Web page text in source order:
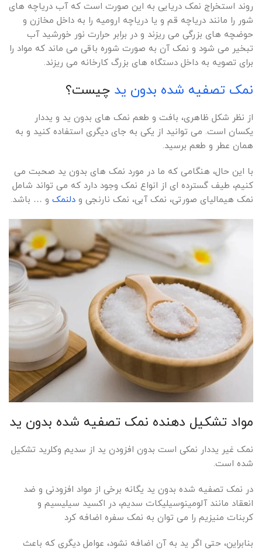
روند استخراج نمک دریایی به این صورت است که آب دریاچه های
شور را مانند دریاچه قم و یا دریاچه ارومیه را به داخل مخازن و
حوضچه های بزرگی می ریزند و در برابر حرارت نور خورشید آب
تبخیر می شود و نمک آن به صورت شوره باقی می ماند که مواد را
برای تصویه به داخل دستگاه های بزرگ کارخانه می ریزند.
نمک تصفیه شده بدون ید چیست؟
از نظر شکل ظاهری، بافت و طعم نمک های بدون ید و یددار
یکسان است. می توانید از یکی به جای دیگری استفاده کنید و به
همان عطر و طعم برسید.
با این حال، هنگامی که ما در مورد نمک های بدون ید صحبت می
کنیم، طیف گسترده ای از انواع نمک وجود دارد که می تواند شامل
نمک هیمالیای صورتی، نمک آبی، نمک نارنجی و دلنمک و … باشد.
مواد تشکیل دهنده نمک تصفیه شده بدون ید
نمک غیر یددار نمکی است بدون افزودن ید از سدیم وکلرید تشکیل
شده است.
در نمک تصفیه شده بدون ید یگانه برخی از مواد افزودنی و ضد
انعقاد مانند آلومینوسیلیکات سدیم، در اکسید سیلیسیم و
کربنات منیزیم را می توان به نمک سفره اضافه کرد
بنابراین، حتی اگر ید به آن اضافه نشود، عوامل دیگری که باعث